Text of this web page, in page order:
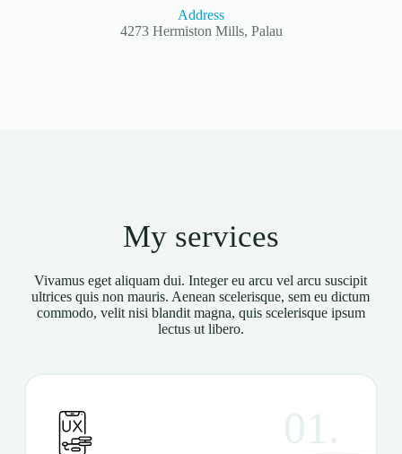
Address
4273 Hermiston Mills, Palau
My services
Vivamus eget aliquam dui. Integer eu arcu vel arcu suscipit
ultrices quis non mauris. Aenean scelerisque, sem eu dictum
commodo, velit nisi blandit magna, quis scelerisque ipsum
lectus ut libero.
01.